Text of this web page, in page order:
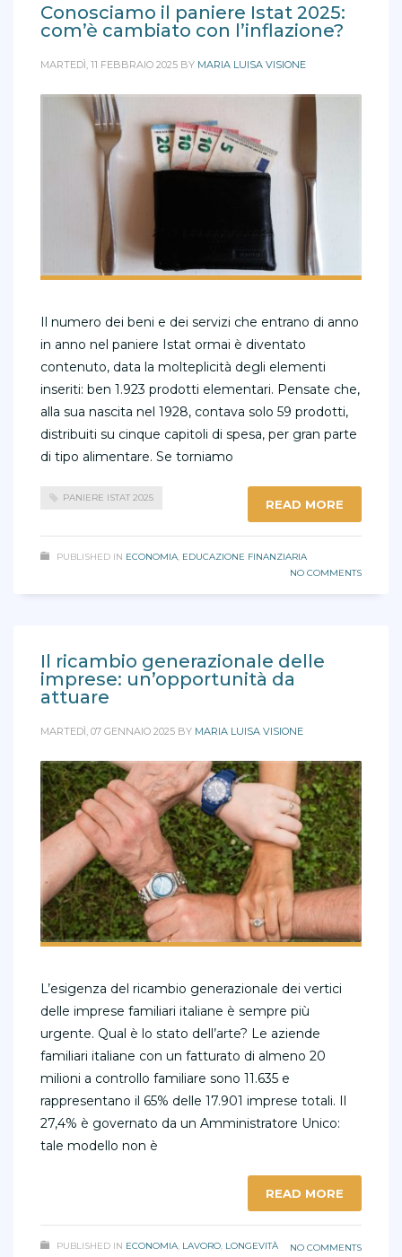
Conosciamo il paniere Istat 2025:
com’è cambiato con l’inflazione?
MARTEDÌ, 11 FEBBRAIO 2025 BY MARIA LUISA VISIONE
Il numero dei beni e dei servizi che entrano di anno
in anno nel paniere Istat ormai è diventato
contenuto, data la molteplicità degli elementi
inseriti: ben 1.923 prodotti elementari. Pensate che,
alla sua nascita nel 1928, contava solo 59 prodotti,
distribuiti su cinque capitoli di spesa, per gran parte
di tipo alimentare. Se torniamo
PANIERE ISTAT 2025 READ MORE
PUBLISHED IN ECONOMIA, EDUCAZIONE FINANZIARIA
NO COMMENTS
Il ricambio generazionale delle
imprese: un’opportunità da
attuare
MARTEDÌ, 07 GENNAIO 2025 BY MARIA LUISA VISIONE
L’esigenza del ricambio generazionale dei vertici
delle imprese familiari italiane è sempre più
urgente. Qual è lo stato dell’arte? Le aziende
familiari italiane con un fatturato di almeno 20
milioni a controllo familiare sono 11.635 e
rappresentano il 65% delle 17.901 imprese totali. Il
27,4% è governato da un Amministratore Unico:
tale modello non è
READ MORE
PUBLISHED IN ECONOMIA, LAVORO, LONGEVITÀ NO COMMENTS